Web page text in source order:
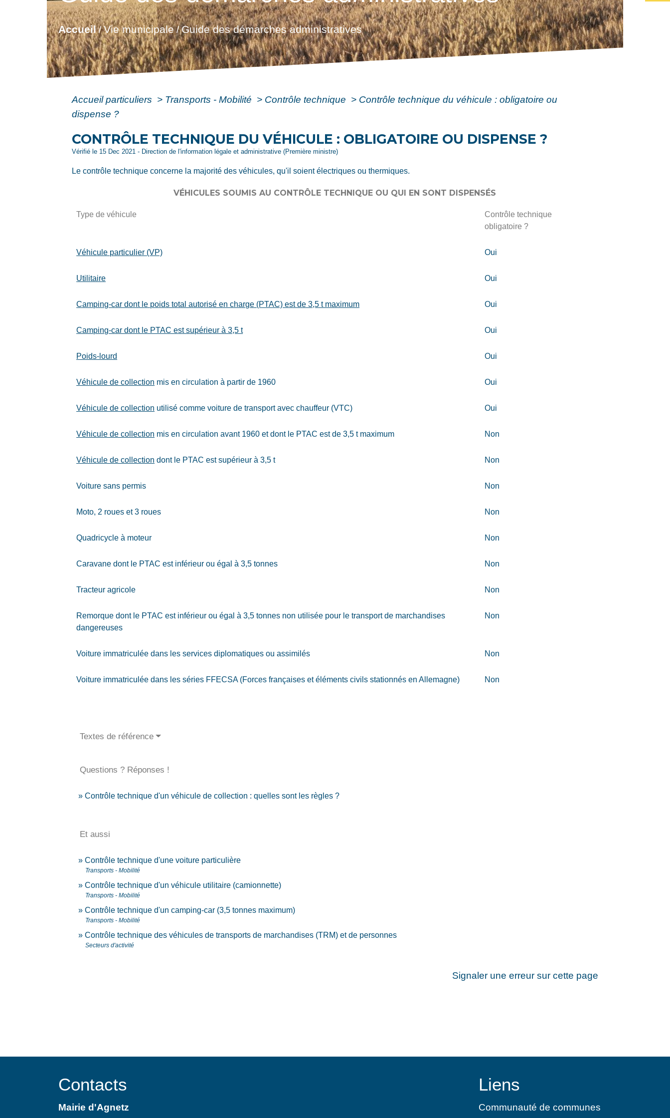
Accueil/Vie municipale/Guide des démarches administratives
Accueil particuliers > Transports - Mobilité > Contrôle technique > Contrôle technique du véhicule : obligatoire ou
dispense ?
CONTRÔLE TECHNIQUE DU VÉHICULE : OBLIGATOIRE OU DISPENSE ?
Vérifié le 15 Dec 2021 - Direction de l'information légale et administrative (Première ministre)
Le contrôle technique concerne la majorité des véhicules, qu'il soient électriques ou thermiques.
VÉHICULES SOUMIS AU CONTRÔLE TECHNIQUE OU QUI EN SONT DISPENSÉS
Type de véhicule
Contrôle technique
obligatoire ?
Véhicule particulier (VP) Oui
Utilitaire Oui
Camping-car dont le poids total autorisé en charge (PTAC) est de 3,5 t maximum Oui
Camping-car dont le PTAC est supérieur à 3,5 t Oui
Poids-lourd Oui
Véhicule de collection mis en circulation à partir de 1960 Oui
Véhicule de collection utilisé comme voiture de transport avec chauffeur (VTC) Oui
Véhicule de collection mis en circulation avant 1960 et dont le PTAC est de 3,5 t maximum Non
Véhicule de collection dont le PTAC est supérieur à 3,5 t Non
Voiture sans permis Non
Moto, 2 roues et 3 roues Non
Quadricycle à moteur Non
Caravane dont le PTAC est inférieur ou égal à 3,5 tonnes Non
Tracteur agricole Non
Remorque dont le PTAC est inférieur ou égal à 3,5 tonnes non utilisée pour le transport de marchandises
dangereuses
Non
Voiture immatriculée dans les services diplomatiques ou assimilés Non
Voiture immatriculée dans les séries FFECSA (Forces françaises et éléments civils stationnés en Allemagne) Non
Textes de référence
Questions ? Réponses !
Contrôle technique d'un véhicule de collection : quelles sont les règles ?
Et aussi
Contrôle technique d'une voiture particulière
Transports - Mobilité
Contrôle technique d'un véhicule utilitaire (camionnette)
Transports - Mobilité
Contrôle technique d'un camping-car (3,5 tonnes maximum)
Transports - Mobilité
Contrôle technique des véhicules de transports de marchandises (TRM) et de personnes
Secteurs d'activité
Signaler une erreur sur cette page
Contacts
Mairie d'Agnetz
Liens
Communauté de communes